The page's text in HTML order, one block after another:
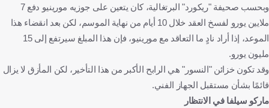
وبحسب صحيفة "ريكورد" البرتغالية، كان يتعين على جوزيه مورينيو دفع 7
ملايين يورو لفسخ العقد خلال 10 أيام من نهاية الموسم، لكن بعد انقضاء هذا
الموعد، إذا أراد نادٍ ما التعاقد مع مورينيو، فإن هذا المبلغ سيرتفع إلى 15
مليون يورو.
وقد تكون خزائن "النسور" هي الرابح الأكبر من هذا التأخير، لكن المأزق لا يزال
قائمًا بشأن مستقبل الجهاز الفني.
ماركو سيلفا في الانتظار